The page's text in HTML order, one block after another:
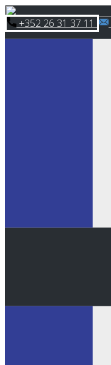
Skip
to
content
​+352 26 31 37 11